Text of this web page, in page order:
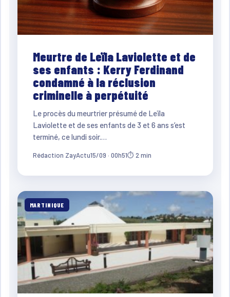
Meurtre de Leïla Laviolette et de
ses enfants : Kerry Ferdinand
condamné à la réclusion
criminelle à perpétuité
Le procès du meurtrier présumé de Leïla
Laviolette et de ses enfants de 3 et 6 ans s’est
terminé, ce lundi soir.…
Rédaction ZayActu15/09 · 00h51⏱ 2 min
MARTINIQUE